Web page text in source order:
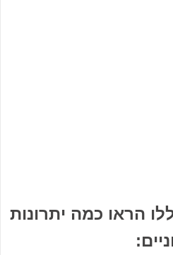
הראו כמה יתרונות